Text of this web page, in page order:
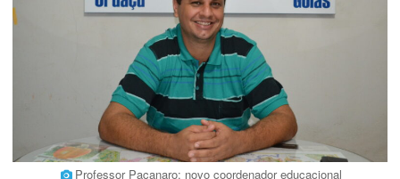
Professor Pacanaro: novo coordenador educacional